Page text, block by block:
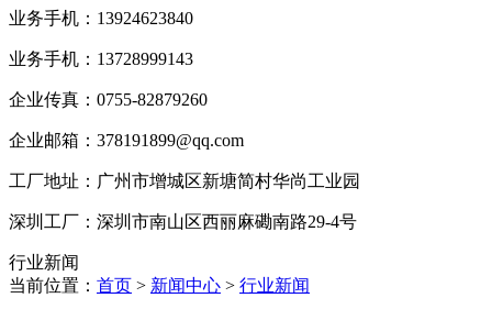
业务手机：13924623840
业务手机：13728999143
企业传真：0755-82879260
企业邮箱：378191899@qq.com
工厂地址：广州市增城区新塘简村华尚工业园
深圳工厂：深圳市南山区西丽麻磡南路29-4号
行业新闻
当前位置： 首页 > 新闻中心 > 行业新闻